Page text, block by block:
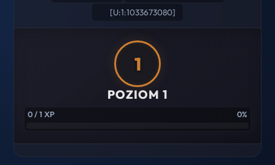
[U:1:1033673080]
1
POZIOM 1
0 / 1 XP 0%